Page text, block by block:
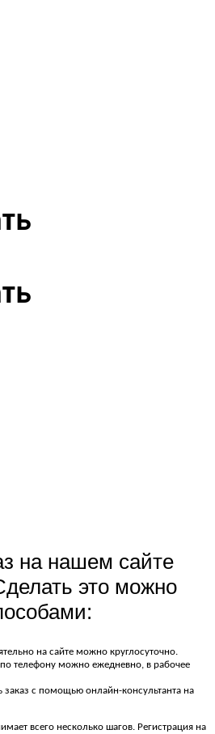
на нашем сайте
это можно
на сайте можно круглосуточно.
по телефону можно ежедневно, в рабочее
заказ с помощью онлайн-консультанта на
всего несколько шагов. Регистрация на